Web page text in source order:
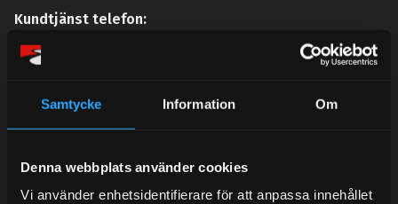
Samtycke Information Om
Denna webbplats använder cookies
Vi använder enhetsidentifierare för att anpassa innehållet
Kundtjänst telefon:
Semestertider.
under sommaren men med viss fördröjning. 2/7 -9/7 är
det helt stängt.